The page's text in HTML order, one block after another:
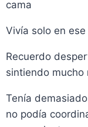
cama
Vivía solo en
Recuerdo
sintiendo mucho
Tenía
no podía